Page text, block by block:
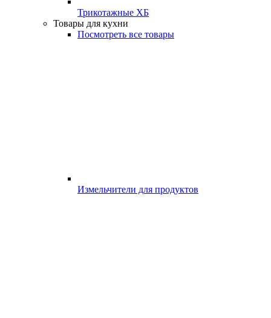
Трикотажные ХБ
Товары для кухни
Посмотреть все товары
Измельчители для продуктов